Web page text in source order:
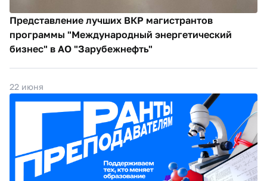
Представление лучших ВКР магистрантов
программы "Международный энергетический
бизнес" в АО "Зарубежнефть"
22 июня